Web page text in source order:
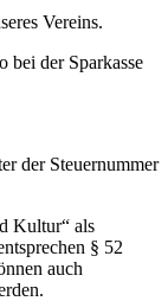
Vereins.
bei der Sparkasse
der Steuernummer
Kultur“ als
§ 52
auch